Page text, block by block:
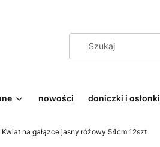
nowości doniczki i osłonki
na gałązce jasny różowy 54cm 12szt